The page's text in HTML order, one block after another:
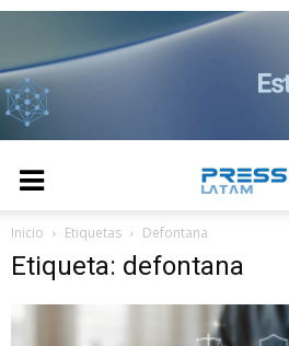
Inicio Etiquetas Defontana
Etiqueta: defontana